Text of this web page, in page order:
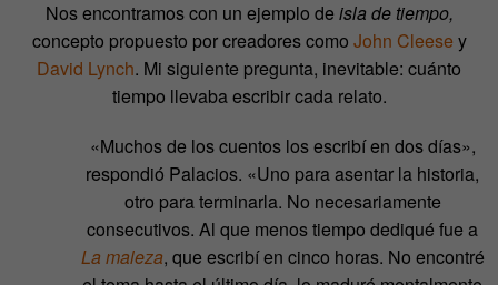
Nos encontramos con un ejemplo de isla de tiempo,
concepto propuesto por creadores como John Cleese y
David Lynch. Mi siguiente pregunta, inevitable: cuánto
tiempo llevaba escribir cada relato.
«Muchos de los cuentos los escribí en dos días»,
respondió Palacios. «Uno para asentar la historia,
otro para terminarla. No necesariamente
consecutivos. Al que menos tiempo dediqué fue a
La maleza, que escribí en cinco horas. No encontré